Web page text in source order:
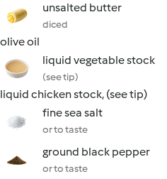
unsalted butter
diced
olive oil
liquid vegetable stock
(see tip)
liquid chicken stock, (see tip)
fine sea salt
or to taste
ground black pepper
or to taste